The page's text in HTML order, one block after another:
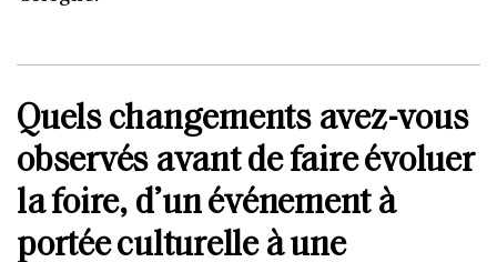
Quels changements avez-vous
observés avant de faire évoluer
la foire, d’un événement à
portée culturelle à une